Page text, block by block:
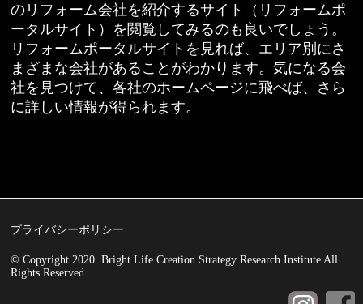
のリフォーム会社を紹介するサイト（リフォームポ
ータルサイト）を閲覧してみるのも良いでしょう。
リフォームポータルサイトを見れば、エリア別にさ
まざまな会社があることがわかります。気になる会
社を見つけて、各社のホームページに飛べば、さら
に詳しい情報が得られます。
プライバシーポリシー
© Copyright 2020. Bright Life Creation Strategy Research Institute All
Rights Reserved.